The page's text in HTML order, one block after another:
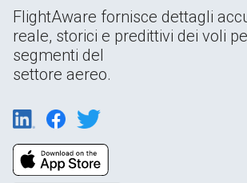
FlightAware fornisce dettagli
reale, storici e predittivi dei voli
segmenti del
settore aereo.